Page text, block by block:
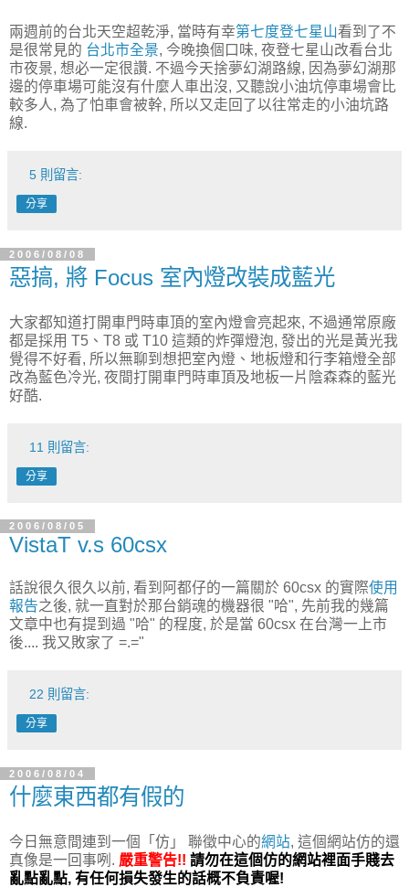
兩週前的台北天空超乾淨, 當時有幸第七度登七星山看到了不
是很常見的 台北市全景, 今晚換個口味, 夜登七星山改看台北
市夜景, 想必一定很讚. 不過今天捨夢幻湖路線, 因為夢幻湖那
邊的停車場可能沒有什麼人車出沒, 又聽說小油坑停車場會比
較多人, 為了怕車會被幹, 所以又走回了以往常走的小油坑路
線.
5 則留言:
分享
2006/08/08
惡搞, 將 Focus 室內燈改裝成藍光
大家都知道打開車門時車頂的室內燈會亮起來, 不過通常原廠
都是採用 T5、T8 或 T10 這類的炸彈燈泡, 發出的光是黃光我
覺得不好看, 所以無聊到想把室內燈、地板燈和行李箱燈全部
改為藍色冷光, 夜間打開車門時車頂及地板一片陰森森的藍光
好酷.
11 則留言:
分享
2006/08/05
VistaT v.s 60csx
話說很久很久以前, 看到阿都仔的一篇關於 60csx 的實際使用
報告之後, 就一直對於那台銷魂的機器很 "哈", 先前我的幾篇
文章中也有提到過 "哈" 的程度, 於是當 60csx 在台灣一上市
後.... 我又敗家了 =.="
22 則留言:
分享
2006/08/04
什麼東西都有假的
今日無意間連到一個「仿」 聯徵中心的網站, 這個網站仿的還
真像是一回事咧. 嚴重警告!! 請勿在這個仿的網站裡面手賤去
亂點亂點, 有任何損失發生的話概不負責喔!